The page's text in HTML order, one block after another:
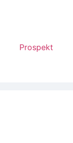
Prospekt